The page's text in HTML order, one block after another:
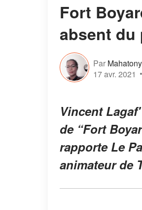
Fort
absent du
Par
17 avr. 2021
Vincent
de “Fort
rapporte Le
animateur de